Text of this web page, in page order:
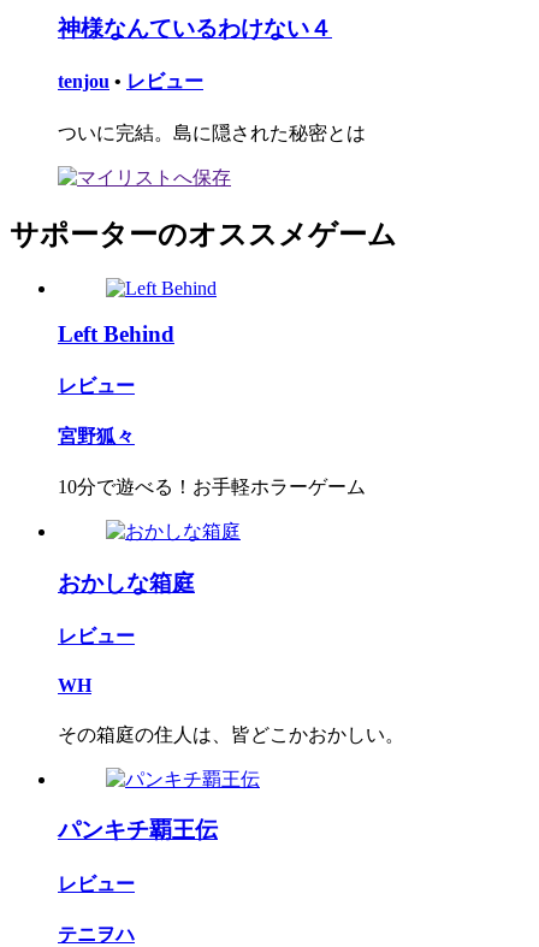
神様なんているわけない４
tenjou • レビュー
ついに完結。島に隠された秘密とは
サポーターのオススメゲーム
Left Behind
レビュー
宮野狐々
10分で遊べる！お手軽ホラーゲーム
おかしな箱庭
レビュー
WH
その箱庭の住人は、皆どこかおかしい。
パンキチ覇王伝
レビュー
テニヲハ